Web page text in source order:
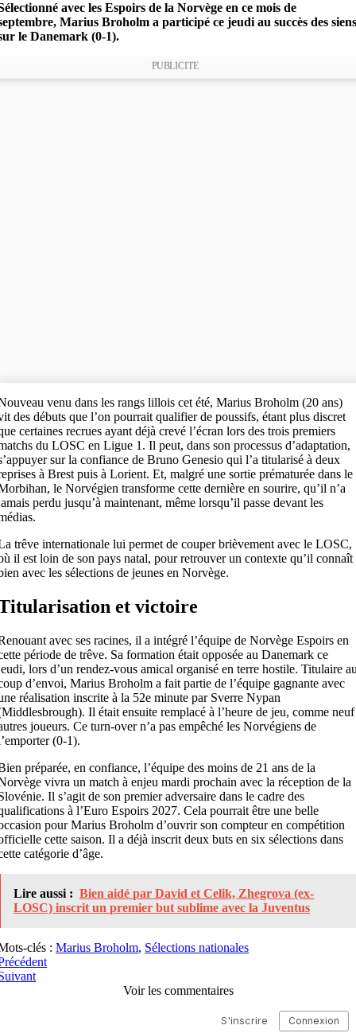
avec les Espoirs de la Norvège en ce mois de
Marius Broholm a participé ce jeudi au succès des
le Danemark (0-1).
PUBLICITE
venu dans les rangs lillois cet été, Marius Broholm (20 ans)
des débuts que l’on pourrait qualifier de poussifs, étant plus discret
certaines recrues ayant déjà crevé l’écran lors des trois premiers
du LOSC en Ligue 1. Il peut, dans son processus d’adaptation,
sur la confiance de Bruno Genesio qui l’a titularisé à deux
à Brest puis à Lorient. Et, malgré une sortie prématurée dans le
le Norvégien transforme cette dernière en sourire, qu’il n’a
perdu jusqu’à maintenant, même lorsqu’il passe devant les
trêve internationale lui permet de couper brièvement avec le LOSC,
il est loin de son pays natal, pour retrouver un contexte qu’il connaît
avec les sélections de jeunes en Norvège.
et victoire
avec ses racines, il a intégré l’équipe de Norvège Espoirs en
période de trêve. Sa formation était opposée au Danemark ce
lors d’un rendez-vous amical organisé en terre hostile. Titulaire
d’envoi, Marius Broholm a fait partie de l’équipe gagnante avec
réalisation inscrite à la 52e minute par Sverre Nypan
Il était ensuite remplacé à l’heure de jeu, comme neuf
joueurs. Ce turn-over n’a pas empêché les Norvégiens de
(0-1).
préparée, en confiance, l’équipe des moins de 21 ans de la
vivra un match à enjeu mardi prochain avec la réception de la
Il s’agit de son premier adversaire dans le cadre des
à l’Euro Espoirs 2027. Cela pourrait être une belle
pour Marius Broholm d’ouvrir son compteur en compétition
cette saison. Il a déjà inscrit deux buts en six sélections dans
catégorie d’âge.
Lire aussi : Bien aidé par David et Celik, Zhegrova (ex-
LOSC) inscrit un premier but sublime avec la Juventus
clés :Marius Broholm, Sélections nationales
Voir les commentaires